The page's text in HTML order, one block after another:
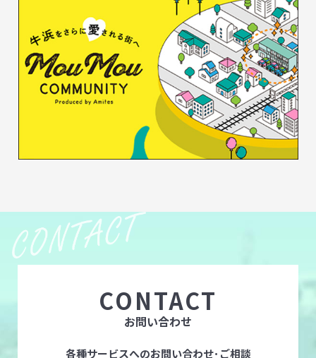
CONTACT
お問い合わせ
各種サービスへのお問い合わせ･ご相談